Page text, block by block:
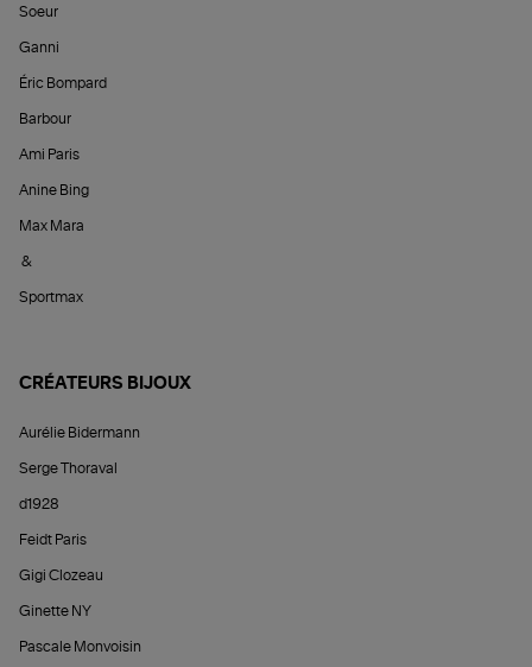
Soeur
Ganni
Éric Bompard
Barbour
Ami Paris
Anine Bing
Max Mara
&
Sportmax
CRÉATEURS BIJOUX
Aurélie Bidermann
Serge Thoraval
d1928
Feidt Paris
Gigi Clozeau
Ginette NY
Pascale Monvoisin